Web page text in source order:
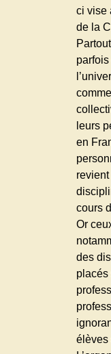
ci vise
de la
leurs
en
cours
Or
des
placés
élèves